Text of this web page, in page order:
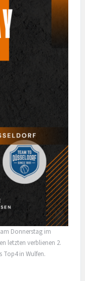
Donnerstag im
letzten verblienen 2.
Top4 in Wulfen.